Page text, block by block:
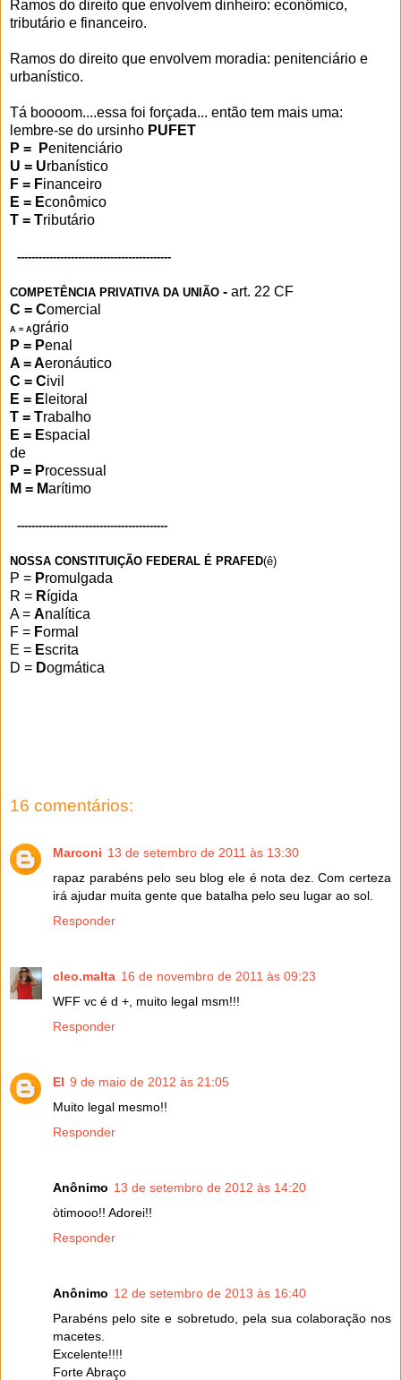
Ramos do direito que envolvem dinheiro: econômico,
tributário e financeiro.
Ramos do direito que envolvem moradia: penitenciário e
urbanístico.
Tá boooom....essa foi forçada... então tem mais uma:
lembre-se do ursinho PUFET
P = Penitenciário
U = Urbanístico
F = Financeiro
E = Econômico
T = Tributário
-------------------------------------------
COMPETÊNCIA PRIVATIVA DA UNIÃO - art. 22 CF
C = Comercial
A = Agrário
P = Penal
A = Aeronáutico
C = Civil
E = E leitoral
T = Trabalho
E = Espacial
de
P = Processual
M = Marítimo
------------------------------------------
NOSSA CONSTITUIÇÃO FEDERAL É PRAFED(ê)
P = Promulgada
R = Rígida
A = Analítica
F = Formal
E = Escrita
D = Dogmática
16 comentários:
Marconi 13 de setembro de 2011 às 13:30
rapaz parabéns pelo seu blog ele é nota dez. Com certeza
irá ajudar muita gente que batalha pelo seu lugar ao sol.
Responder
cleo.malta 16 de novembro de 2011 às 09:23
WFF vc é d +, muito legal msm!!!
Responder
El 9 de maio de 2012 às 21:05
Muito legal mesmo!!
Responder
Anônimo 13 de setembro de 2012 às 14:20
òtimooo!! Adorei!!
Responder
Anônimo 12 de setembro de 2013 às 16:40
Parabéns pelo site e sobretudo, pela sua colaboração nos
macetes.
Excelente!!!!
Forte Abraço